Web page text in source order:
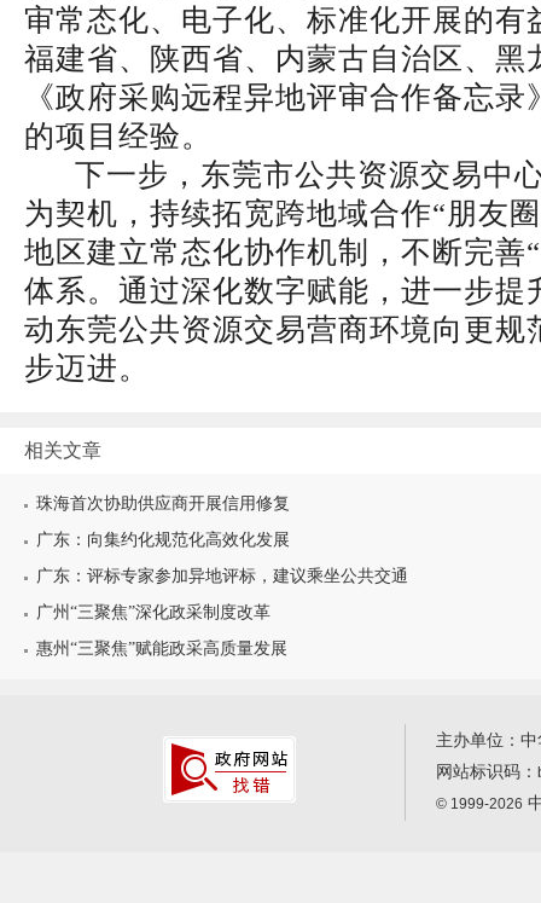
审常态化、电子化、标准化开展的有
福建省、陕西省、内蒙古自治区、黑
《政府采购远程异地评审合作备忘
的项目经验。
下一步，东莞市公共资源交易中
为契机，持续拓宽跨地域合作“朋友
地区建立常态化协作机制，不断完善
体系。通过深化数字赋能，进一步提
动东莞公共资源交易营商环境向更规
步迈进。
相关文章
珠海首次协助供应商开展信用修复
广东：向集约化规范化高效化发展
广东：评标专家参加异地评标，建议乘坐公共交通
广州“三聚焦”深化政采制度改革
惠州“三聚焦”赋能政采高质量发展
主办单位：
网站标识码：
© 1999-2026